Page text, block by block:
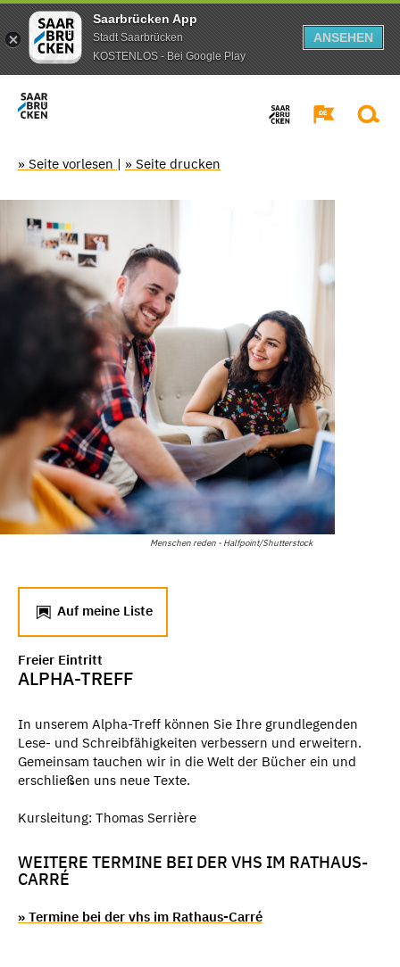
Saarbrücken App
Stadt Saarbrücken
KOSTENLOS - Bei Google Play
ANSEHEN
» Seite vorlesen | » Seite drucken
Menschen reden - Halfpoint/Shutterstock
Auf meine Liste
Freier Eintritt
ALPHA-TREFF
In unserem Alpha-Treff können Sie Ihre grundlegenden
Lese- und Schreibfähigkeiten verbessern und erweitern.
Gemeinsam tauchen wir in die Welt der Bücher ein und
erschließen uns neue Texte.
Kursleitung: Thomas Serrière
WEITERE TERMINE BEI DER VHS IM RATHAUS-
CARRÉ
» Termine bei der vhs im Rathaus-Carré